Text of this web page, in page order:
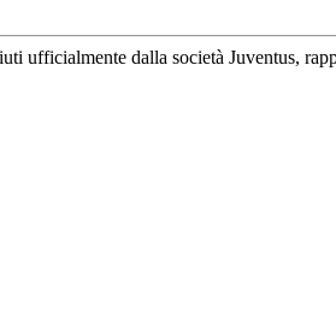
ufficialmente dalla società Juventus,